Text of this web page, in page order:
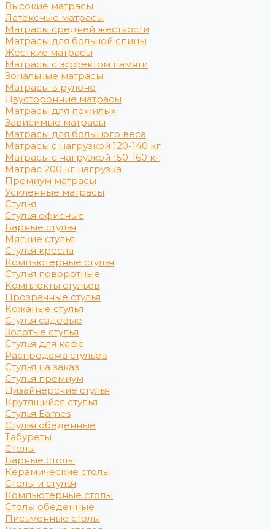
Высокие матрасы
Латексные матрасы
Матрасы средней жесткости
Матрасы для больной спины
Жесткие матрасы
Матрасы с эффектом памяти
Зональные матрасы
Матрасы в рулоне
Двусторонние матрасы
Матрасы для пожилых
Зависимые матрасы
Матрасы для большого веса
Матрасы с нагрузкой 120-140 кг
Матрасы с нагрузкой 150-160 кг
Матрас 200 кг нагрузка
Премиум матрасы
Усиленные матрасы
Стулья
Стулья офисные
Барные стулья
Мягкие стулья
Стулья кресла
Компьютерные стулья
Стулья поворотные
Комплекты стульев
Прозрачные стулья
Кожаные стулья
Стулья садовые
Золотые стулья
Стулья для кафе
Распродажа стульев
Стулья на заказ
Стулья премиум
Дизайнерские стулья
Крутящийся стулья
Стулья Eames
Стулья обеденные
Табуреты
Столы
Барные столы
Керамические столы
Столы и стулья
Компьютерные столы
Столы обеденные
Письменные столы